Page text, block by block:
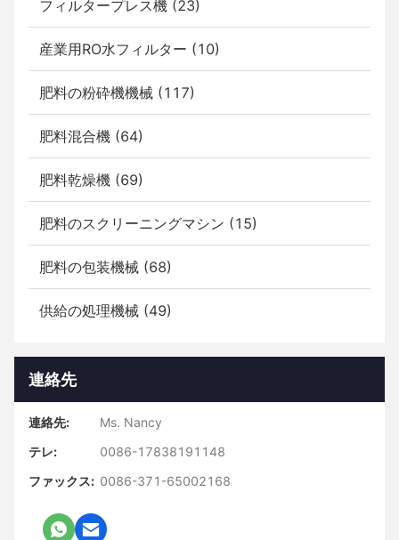
フィルタープレス機 (23)
産業用RO水フィルター (10)
肥料の粉砕機機械 (117)
肥料混合機 (64)
肥料乾燥機 (69)
肥料のスクリーニングマシン (15)
肥料の包装機械 (68)
供給の処理機械 (49)
連絡先
連絡先:
Ms. Nancy
テレ:
0086-17838191148
ファックス: 0086-371-65002168